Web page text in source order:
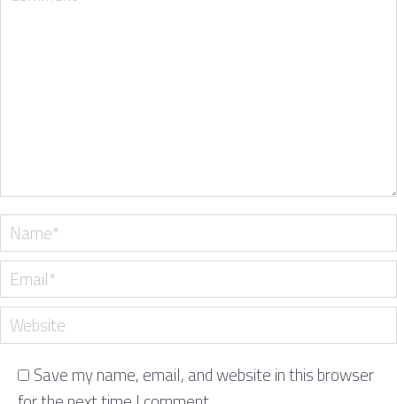
Name *
Email *
Website
Save my name, email, and website in this browser